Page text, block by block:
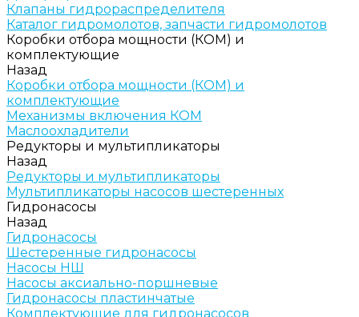
Клапаны гидрораспределителя
Каталог гидромолотов, запчасти гидромолотов
Коробки отбора мощности (КОМ) и
комплектующие
Назад
Коробки отбора мощности (КОМ) и
комплектующие
Механизмы включения КОМ
Маслоохладители
Редукторы и мультипликаторы
Назад
Редукторы и мультипликаторы
Мультипликаторы насосов шестеренных
Гидронасосы
Назад
Гидронасосы
Шестеренные гидронасосы
Насосы НШ
Насосы аксиально-поршневые
Гидронасосы пластинчатые
Комплектующие для гидронасосов